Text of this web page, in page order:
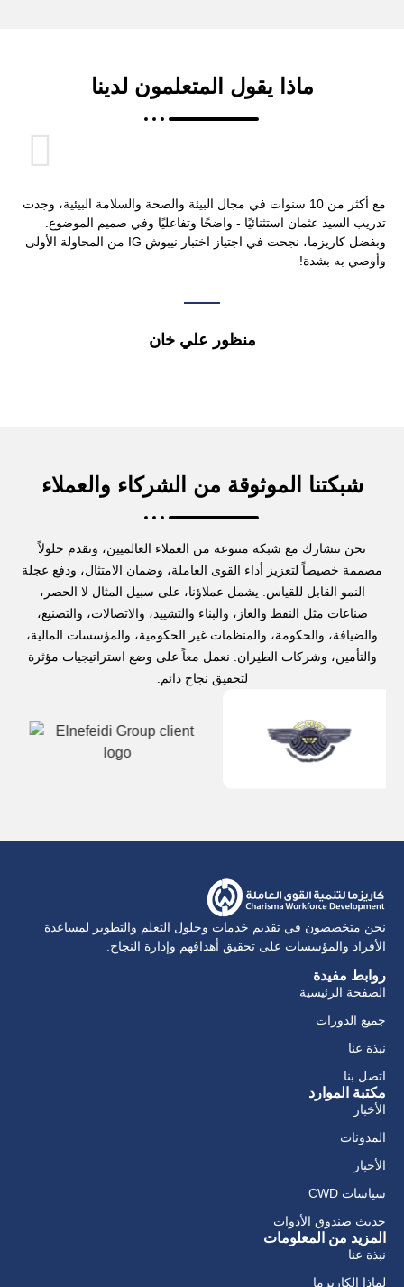
ماذا يقول المتعلمون لدينا
مع أكثر من 10 سنوات في مجال البيئة والصحة والسلامة البيئية، وجدت
تدريب السيد عثمان استثنائيًا - واضحًا وتفاعليًا وفي صميم الموضوع.
وبفضل كاريزما، نجحت في اجتياز اختبار نيبوش IG من المحاولة الأولى
وأوصي به بشدة!
منظور علي خان
شبكتنا الموثوقة من الشركاء والعملاء
نحن نتشارك مع شبكة متنوعة من العملاء العالميين، ونقدم حلولاً
مصممة خصيصاً لتعزيز أداء القوى العاملة، وضمان الامتثال، ودفع عجلة
النمو القابل للقياس. يشمل عملاؤنا، على سبيل المثال لا الحصر،
صناعات مثل النفط والغاز، والبناء والتشييد، والاتصالات، والتصنيع،
والضيافة، والحكومة، والمنظمات غير الحكومية، والمؤسسات المالية،
والتأمين، وشركات الطيران. نعمل معاً على وضع استراتيجيات مؤثرة
لتحقيق نجاح دائم.
نحن متخصصون في تقديم خدمات وحلول التعلم والتطوير لمساعدة
الأفراد والمؤسسات على تحقيق أهدافهم وإدارة النجاح.
روابط مفيدة
الصفحة الرئيسية
جميع الدورات
نبذة عنا
اتصل بنا
مكتبة الموارد
الأخبار
المدونات
الأخبار
سياسات CWD
حديث صندوق الأدوات
المزيد من المعلومات
نبذة عنا
لماذا الكاريزما